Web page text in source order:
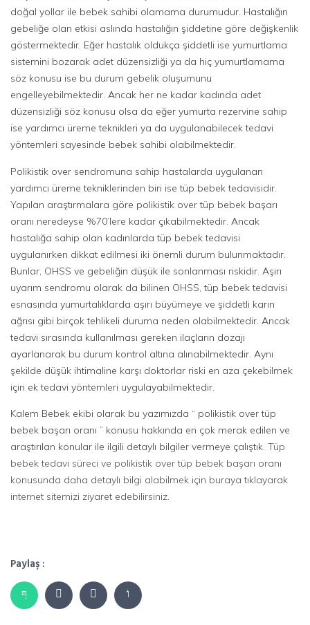
doğal yollar ile bebek sahibi olamama durumudur. Hastalığın
gebeliğe olan etkisi aslında hastalığın şiddetine göre değişkenlik
göstermektedir. Eğer hastalık oldukça şiddetli ise yumurtlama
sistemini bozarak adet düzensizliği ya da hiç yumurtlamama
söz konusu ise bu durum gebelik oluşumunu
engelleyebilmektedir. Ancak her ne kadar kadında adet
düzensizliği söz konusu olsa da eğer yumurta rezervine sahip
ise yardımcı üreme teknikleri ya da uygulanabilecek tedavi
yöntemleri sayesinde bebek sahibi olabilmektedir.
Polikistik over sendromuna sahip hastalarda uygulanan
yardımcı üreme tekniklerinden biri ise tüp bebek tedavisidir.
Yapılan araştırmalara göre polikistik over tüp bebek başarı
oranı neredeyse %70’lere kadar çıkabilmektedir. Ancak
hastalığa sahip olan kadınlarda tüp bebek tedavisi
uygulanırken dikkat edilmesi iki önemli durum bulunmaktadır.
Bunlar, OHSS ve gebeliğin düşük ile sonlanması riskidir. Aşırı
uyarım sendromu olarak da bilinen OHSS, tüp bebek tedavisi
esnasında yumurtalıklarda aşırı büyümeye ve şiddetli karın
ağrısı gibi birçok tehlikeli duruma neden olabilmektedir. Ancak
tedavi sırasında kullanılması gereken ilaçların dozajı
ayarlanarak bu durum kontrol altına alınabilmektedir. Aynı
şekilde düşük ihtimaline karşı doktorlar riski en aza çekebilmek
için ek tedavi yöntemleri uygulayabilmektedir.
Kalem Bebek ekibi olarak bu yazımızda “ polikistik over tüp
bebek başarı oranı ” konusu hakkında en çok merak edilen ve
araştırılan konular ile ilgili detaylı bilgiler vermeye çalıştık. Tüp
bebek tedavi süreci ve polikistik over tüp bebek başarı oranı
konusunda daha detaylı bilgi alabilmek için buraya tıklayarak
internet sitemizi ziyaret edebilirsiniz.
Paylaş :